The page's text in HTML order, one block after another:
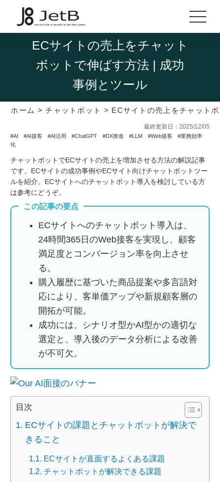
ECサイトの売上をチャット
ボットで伸ばす方法 | 成功
事例とツール
ホーム >チャットボット > ECサイトの売上をチャット
最終更新日：2025/12/05
#AI #AI接客 #AI活用 #ChatGPT #DX推進 #LLM #Web接客
#業務効率
化
チャットボットでECサイトの売上を増加させる方法の解説記事
です。ECサイトの成功事例やECサイト向けチャットボットツー
ルを紹介。ECサイトへのチャットボット導入を検討している方
は参考にどうぞ。
この記事の要点
ECサイトへのチャットボット導入は、
24時間365日のWeb接客を実現し、顧客
満足度とコンバージョン率を向上させ
る。
購入履歴に基づいた商品提案や多言語対
応により、客単価アップや新規顧客層の
開拓が可能。
成功には、シナリオ型かAI型かの適切な
選定と、導入後のデータ分析による改善
が不可欠。
目次
ECサイトの課題とチャットボットが解決で
きること
ECサイトが直面するよくある課題
チャットボットが解決できる課題